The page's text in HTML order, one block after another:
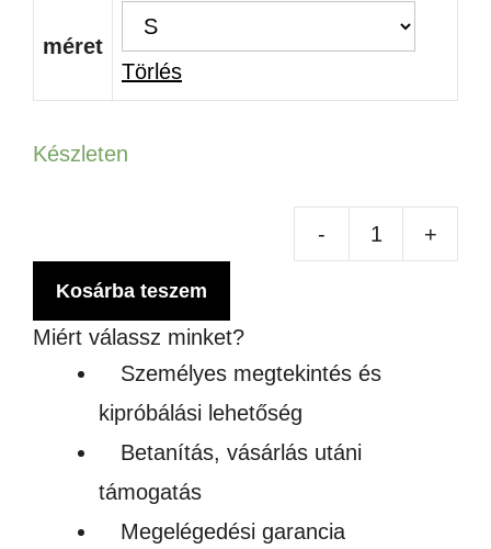
méret
Törlés
Készleten
- +
Kosárba teszem
Miért válassz minket?
Személyes megtekintés és
kipróbálási lehetőség
Betanítás, vásárlás utáni
támogatás
Megelégedési garancia